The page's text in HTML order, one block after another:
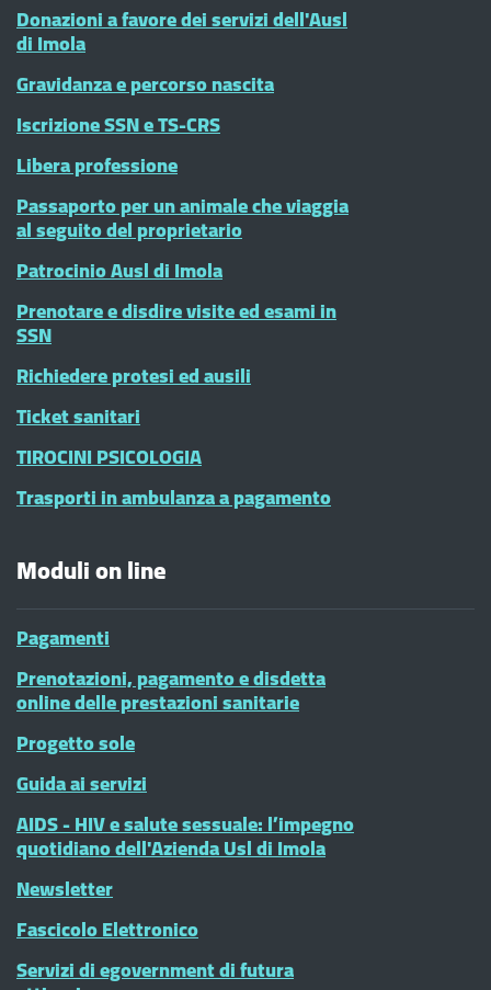
Donazioni a favore dei servizi dell'Ausl
di Imola
Gravidanza e percorso nascita
Iscrizione SSN e TS-CRS
Libera professione
Passaporto per un animale che viaggia
al seguito del proprietario
Patrocinio Ausl di Imola
Prenotare e disdire visite ed esami in
SSN
Richiedere protesi ed ausili
Ticket sanitari
TIROCINI PSICOLOGIA
Trasporti in ambulanza a pagamento
Moduli on line
Pagamenti
Prenotazioni, pagamento e disdetta
online delle prestazioni sanitarie
Progetto sole
Guida ai servizi
AIDS - HIV e salute sessuale: l’impegno
quotidiano dell'Azienda Usl di Imola
Newsletter
Fascicolo Elettronico
Servizi di egovernment di futura